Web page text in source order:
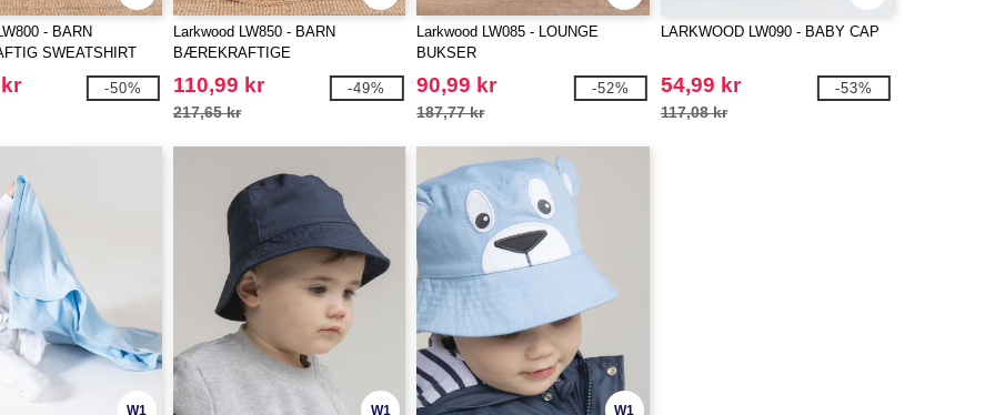
- BARN
SWEATSHIRT
-50%
Larkwood LW850 - BARN
BÆREKRAFTIGE
JOGGEBUKSER
110,99 kr
217,65 kr
-49%
Larkwood LW085 - LOUNGE
BUKSER
90,99 kr
187,77 kr
-52%
LARKWOOD LW090 - BABY CAP
54,99 kr
117,08 kr
-53%
W1 W1 W1